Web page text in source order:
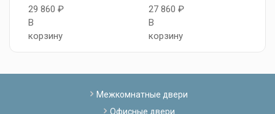
29 860 ₽
В
корзину
27 860 ₽
В
корзину
Межкомнатные двери
Офисные двери